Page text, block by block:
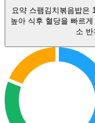
요약 스팸김치볶음밥은
높아 식후 혈당을 빠르
소